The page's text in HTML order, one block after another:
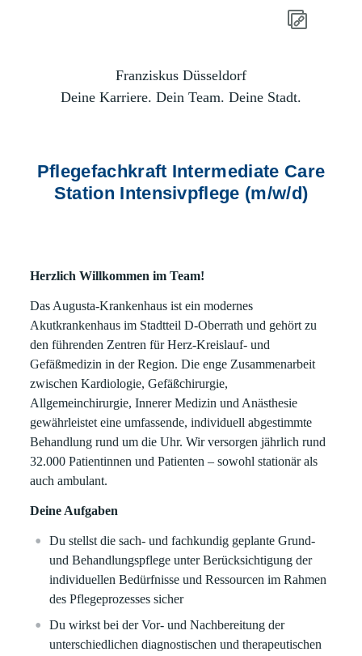
Franziskus Düsseldorf
Deine Karriere. Dein Team. Deine Stadt.
Pflegefachkraft Intermediate Care
Station Intensivpflege (m/w/d)
Herzlich Willkommen im Team!
Das Augusta-Krankenhaus ist ein modernes
Akutkrankenhaus im Stadtteil D-Oberrath und gehört zu
den führenden Zentren für Herz-Kreislauf- und
Gefäßmedizin in der Region. Die enge Zusammenarbeit
zwischen Kardiologie, Gefäßchirurgie,
Allgemeinchirurgie, Innerer Medizin und Anästhesie
gewährleistet eine umfassende, individuell abgestimmte
Behandlung rund um die Uhr. Wir versorgen jährlich rund
32.000 Patientinnen und Patienten – sowohl stationär als
auch ambulant.
Deine Aufgaben
Du stellst die sach- und fachkundig geplante Grund-
und Behandlungspflege unter Berücksichtigung der
individuellen Bedürfnisse und Ressourcen im Rahmen
des Pflegeprozesses sicher
Du wirkst bei der Vor- und Nachbereitung der
unterschiedlichen diagnostischen und therapeutischen